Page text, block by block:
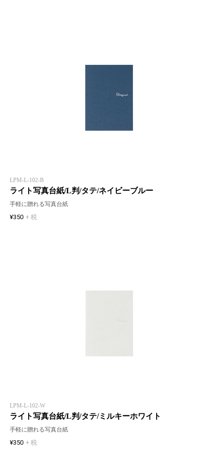
LPM-L-102-B
ライト写真台紙/L判/タテ/ネイビーブルー
手軽に贈れる写真台紙
¥350 + 税
LPM-L-102-W
ライト写真台紙/L判/タテ/ミルキーホワイト
手軽に贈れる写真台紙
¥350 + 税